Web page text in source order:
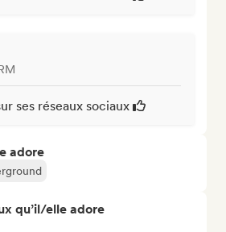
ses réseaux sociaux
adore
qu’il/elle adore